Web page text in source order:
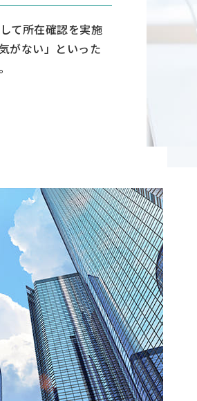
て所在確認を実施
がない」といった